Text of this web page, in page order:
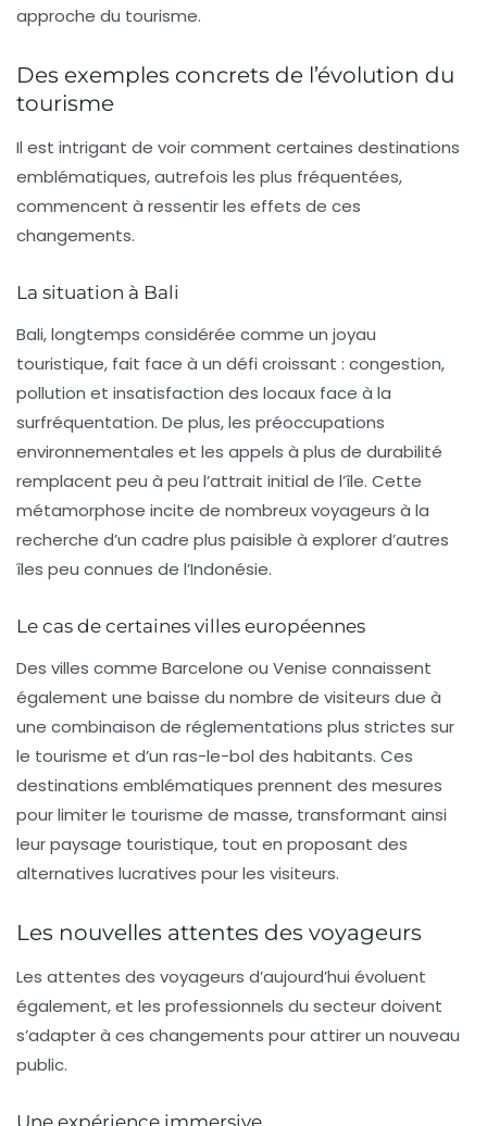
approche du tourisme.
Des exemples concrets de l’évolution du
tourisme
Il est intrigant de voir comment certaines destinations
emblématiques, autrefois les plus fréquentées,
commencent à ressentir les effets de ces
changements.
La situation à Bali
Bali, longtemps considérée comme un joyau
touristique, fait face à un défi croissant : congestion,
pollution et insatisfaction des locaux face à la
surfréquentation. De plus, les préoccupations
environnementales et les appels à plus de durabilité
remplacent peu à peu l’attrait initial de l’île. Cette
métamorphose incite de nombreux voyageurs à la
recherche d’un cadre plus paisible à explorer d’autres
îles peu connues de l’Indonésie.
Le cas de certaines villes européennes
Des villes comme Barcelone ou Venise connaissent
également une baisse du nombre de visiteurs due à
une combinaison de réglementations plus strictes sur
le tourisme et d’un ras-le-bol des habitants. Ces
destinations emblématiques prennent des mesures
pour limiter le tourisme de masse, transformant ainsi
leur paysage touristique, tout en proposant des
alternatives lucratives pour les visiteurs.
Les nouvelles attentes des voyageurs
Les attentes des voyageurs d’aujourd’hui évoluent
également, et les professionnels du secteur doivent
s’adapter à ces changements pour attirer un nouveau
public.